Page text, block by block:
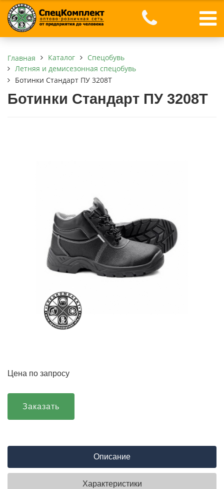
Главная Каталог
Спецобувь
Летняя и демисезонная спецобувь
Ботинки Стандарт ПУ 3208Т
Ботинки Стандарт ПУ 3208Т
Цена по запросу
Заказать
Описание
Характеристики